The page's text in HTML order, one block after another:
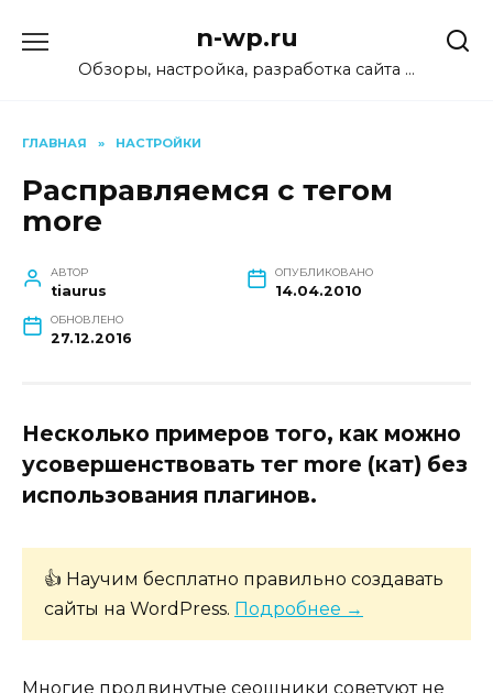
содержанию
n-wp.ru
Обзоры, настройка, разработка сайта …
ГЛАВНАЯ » НАСТРОЙКИ
Расправляемся с тегом
more
АВТОР
tiaurus
ОПУБЛИКОВАНО
14.04.2010
ОБНОВЛЕНО
27.12.2016
Несколько примеров того, как можно
усовершенствовать тег more (кат) без
использования плагинов.
👍 Научим бесплатно правильно создавать
сайты на WordPress. Подробнее →
Многие продвинутые сеошники советуют не